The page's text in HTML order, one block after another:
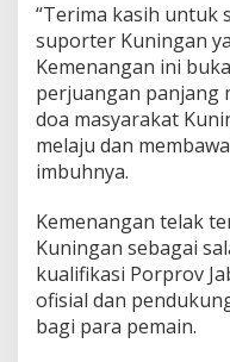
“Terima kasih untuk
suporter Kuningan
Kemenangan ini
perjuangan panjang
doa masyarakat
melaju dan
imbuhnya.
Kemenangan telak
Kuningan sebagai
kualifikasi Porprov
ofisial dan
bagi para pemain.